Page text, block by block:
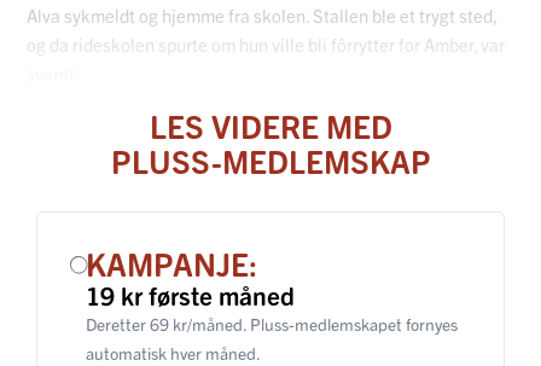
Alva sykmeldt og hjemme fra skolen. Stallen ble et trygt sted,
og da rideskolen spurte om hun ville bli fôrrytter for Amber, var
LES VIDERE MED
PLUSS-MEDLEMSKAP
KAMPANJE:
19 kr første måned
Deretter 69 kr/måned. Pluss-medlemskapet fornyes
automatisk hver måned.